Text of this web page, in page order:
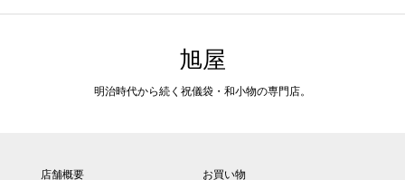
旭屋
明治時代から続く祝儀袋・和小物の専門店。
店舗概要
お買い物